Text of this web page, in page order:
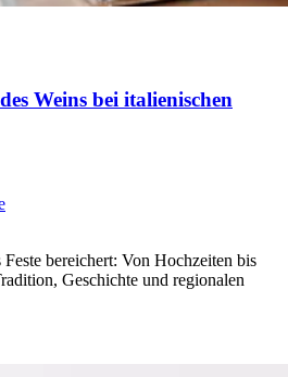
Weins bei italienischen
bereichert: Von Hochzeiten bis
Geschichte und regionalen